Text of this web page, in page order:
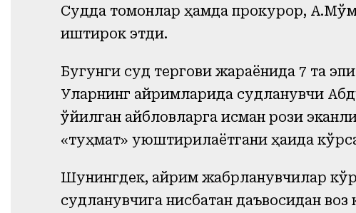
Судда томонлар ҳамда прокурор,
иштирок этди.
Бугунги суд тергови жараёнида 7 та
Уларнинг айримларида судланувчи
қўйилган айбловларга қисман рози
«туҳмат» уюштирилаётгани ҳақида
Шунингдек, айрим жабрланувчилар
судланувчига нисбатан даъвосидан